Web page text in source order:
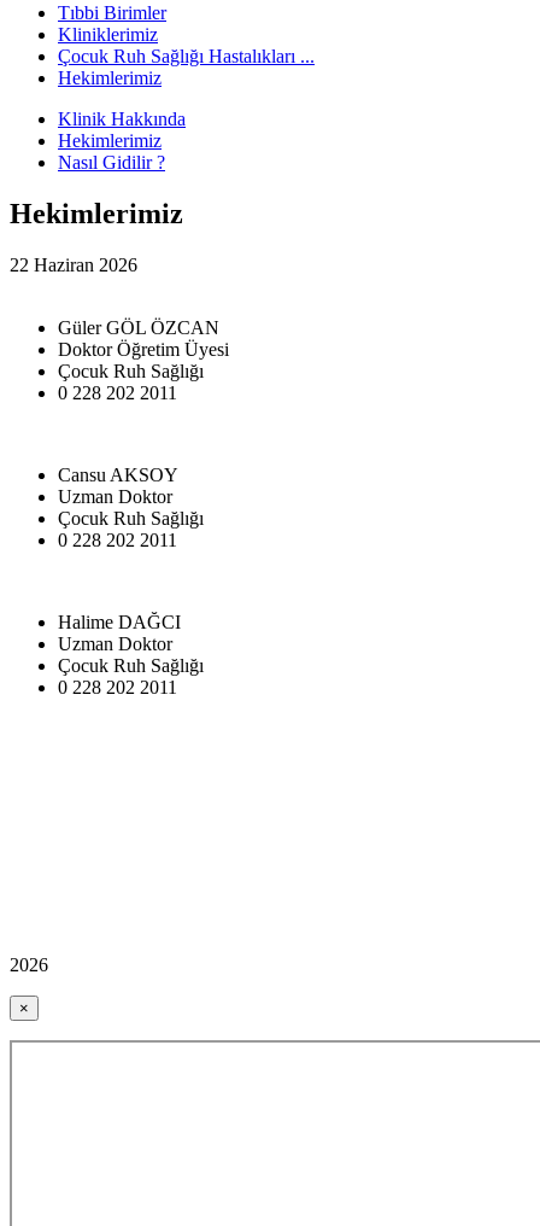
Tıbbi Birimler
Kliniklerimiz
Çocuk Ruh Sağlığı Hastalıkları ...
Hekimlerimiz
Klinik Hakkında
Hekimlerimiz
Nasıl Gidilir ?
Hekimlerimiz
22 Haziran 2026
Güler GÖL ÖZCAN
Doktor Öğretim Üyesi
Çocuk Ruh Sağlığı
0 228 202 2011
Cansu AKSOY
Uzman Doktor
Çocuk Ruh Sağlığı
0 228 202 2011
Halime DAĞCI
Uzman Doktor
Çocuk Ruh Sağlığı
0 228 202 2011
2026
×